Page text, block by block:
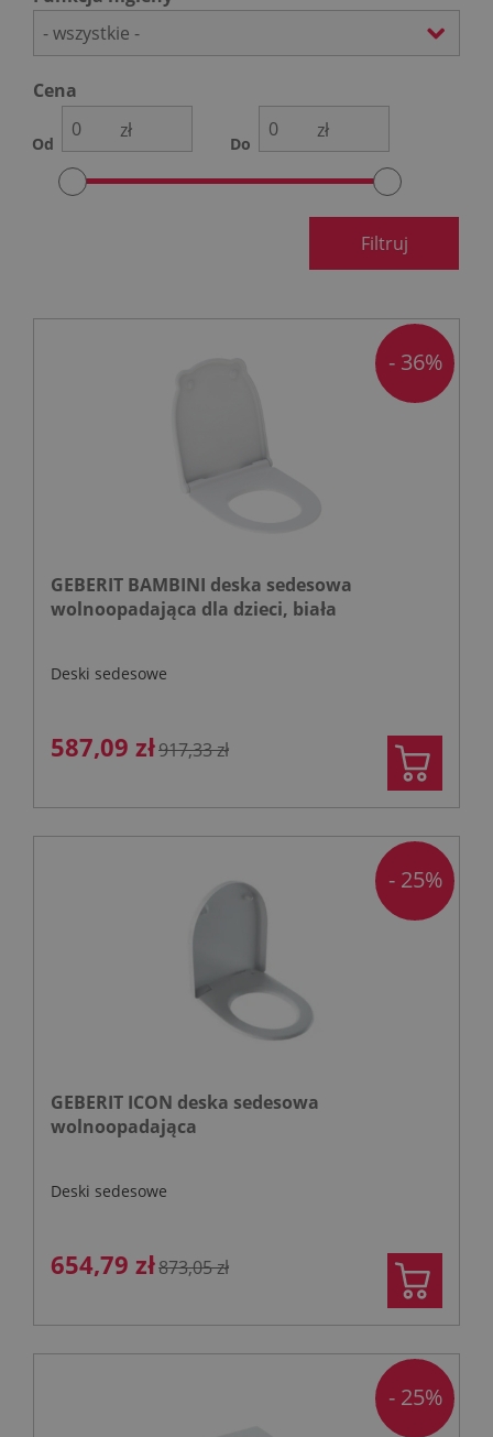
- wszystkie -
Cena
Od
zł
Do
zł
Filtruj
GEBERIT BAMBINI deska sedesowa
wolnoopadająca dla dzieci, biała
Deski sedesowe
587,09 zł917,33 zł
- 36%
GEBERIT ICON deska sedesowa
wolnoopadająca
Deski sedesowe
654,79 zł873,05 zł
- 25%
- 25%